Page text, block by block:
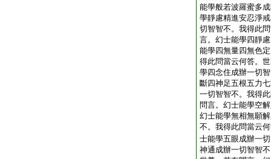
能學般若波羅蜜多
學靜慮精進安忍淨
切智智不。我得此
言。幻士能學四靜
能學四無量四無色
得此問當云何答。
學四念住成辦一切
斷四神足五根五力
一切智智不。我得
問言。幻士能學空
幻士能學無相無願
不。我得此問當云
士能學五眼成辦一
神通成辦一切智智